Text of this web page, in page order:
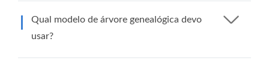
Qual modelo de árvore genealógica devo
usar?